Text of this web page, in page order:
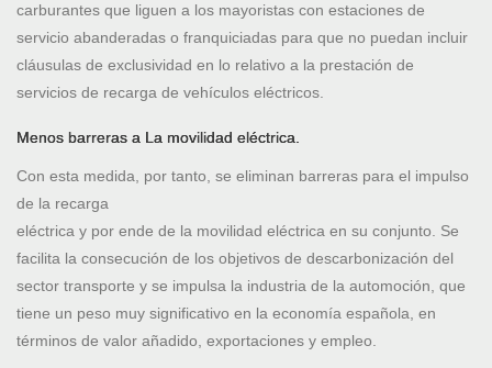
carburantes que liguen a los mayoristas con estaciones de
servicio abanderadas o franquiciadas para que no puedan incluir
cláusulas de exclusividad en lo relativo a la prestación de
servicios de recarga de vehículos eléctricos.
Menos barreras a La movilidad eléctrica.
Con esta medida, por tanto, se eliminan barreras para el impulso
de la recarga
eléctrica y por ende de la movilidad eléctrica en su conjunto. Se
facilita la consecución de los objetivos de descarbonización del
sector transporte y se impulsa la industria de la automoción, que
tiene un peso muy significativo en la economía española, en
términos de valor añadido, exportaciones y empleo.